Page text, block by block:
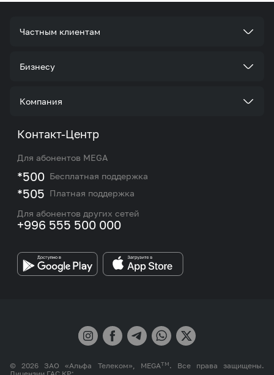
Частным клиентам
Тарифы
Роуминг и международные звонки
eSIM
Подбор номера
Бизнесу
Стать корпоративным клиентом
M2M
Контакты сотрудников отдела по работе с
корпоративными и VIP клиентами
Компания
О нас
Новости
Карта покрытия сети и центров обслуживания
Работа в MEGA
Бренд MEGA
Контакт-Центр
Для абонентов MEGA
*500 Бесплатная поддержка
*505 Платная поддержка
Для абонентов других сетей
+996 555 500 000
© 2026 ЗАО «Альфа Телеком», MEGATM. Все права защищены.